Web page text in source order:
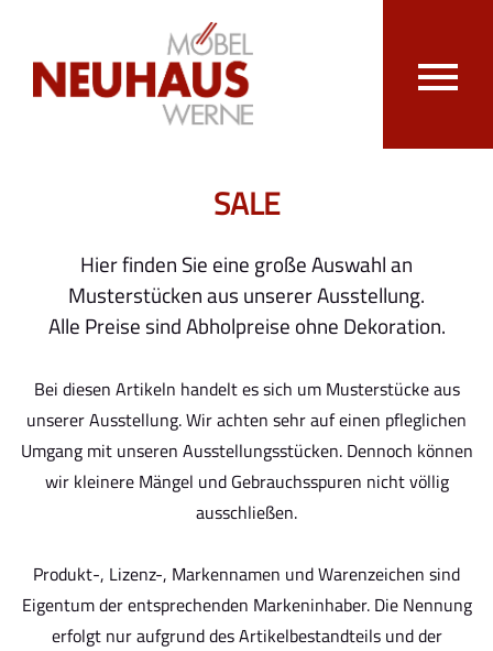
SALE
Hier finden Sie eine große Auswahl an
Musterstücken aus unserer Ausstellung.
Alle Preise sind Abholpreise ohne Dekoration.
Bei diesen Artikeln handelt es sich um Musterstücke aus
unserer Ausstellung. Wir achten sehr auf einen pfleglichen
Umgang mit unseren Ausstellungsstücken. Dennoch können
wir kleinere Mängel und Gebrauchsspuren nicht völlig
ausschließen.
Produkt-, Lizenz-, Markennamen und Warenzeichen sind
Eigentum der entsprechenden Markeninhaber. Die Nennung
erfolgt nur aufgrund des Artikelbestandteils und der